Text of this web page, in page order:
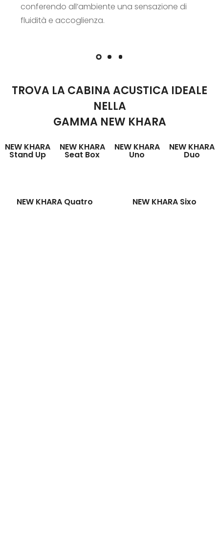
conferendo all’ambiente una sensazione di
fluidità e accoglienza.
TROVA LA CABINA ACUSTICA IDEALE
NELLA
GAMMA NEW KHARA
NEW KHARA
Stand Up
NEW KHARA
Seat Box
NEW KHARA
Uno
NEW KHARA
Duo
NEW KHARA Quatro NEW KHARA Sixo